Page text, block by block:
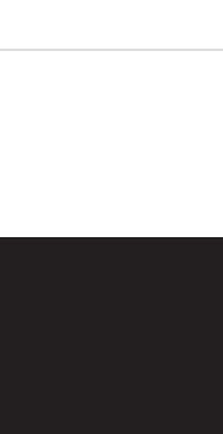
sizin için harika
duymadan evde